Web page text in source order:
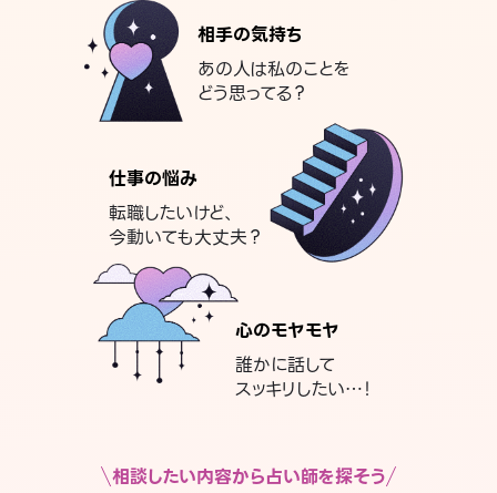
相手の気持ち
あの人は私のことを
どう思ってる？
仕事の悩み
転職したいけど、
今動いても大丈夫？
心のモヤモヤ
誰かに話して
スッキリしたい…！
相談したい内容から占い師を探そう